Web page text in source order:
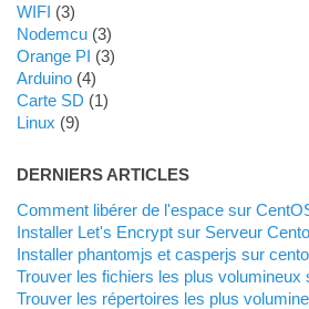
WIFI (3)
Nodemcu(3)
Orange PI (3)
Arduino(4)
Carte SD (1)
Linux (9)
DERNIERS ARTICLES
Comment libérer de l'espace sur
Installer Let's Encrypt sur Serveur
Installer phantomjs et casperjs sur
Trouver les fichiers les plus volumineux
Trouver les répertoires les plus